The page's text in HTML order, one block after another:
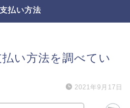
支払い方法
い方法を調べてい
2021年9月17日